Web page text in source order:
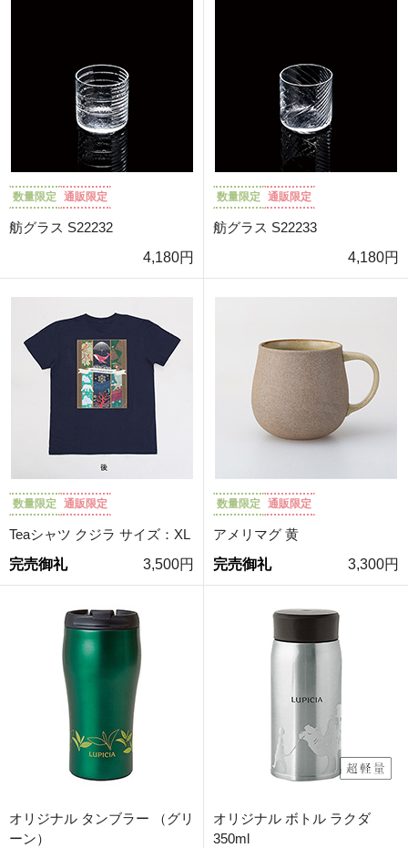
数量限定 通販限定
舫グラス S22232
4,180円
数量限定 通販限定
舫グラス S22233
4,180円
数量限定 通販限定
Teaシャツ クジラ サイズ：XL
完売御礼
3,500円
数量限定 通販限定
アメリマグ 黄
完売御礼
3,300円
オリジナル タンブラー （グリ
ーン）
オリジナル ボトル ラクダ
350ml